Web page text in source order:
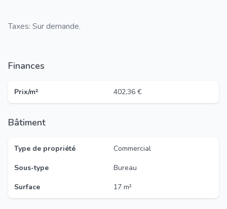
Taxes: Sur demande.
Finances
Prix/m² 402,36 €
Bâtiment
Type de propriété
Commercial
Sous-type
Bureau
Surface
17 m²